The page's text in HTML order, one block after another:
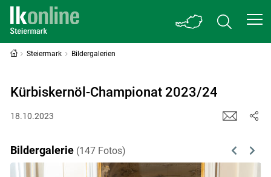
Steiermark Bildergalerien
Kürbiskernöl-Championat 2023/24
18.10.2023
Bildergalerie (147 Fotos) Previous
Next